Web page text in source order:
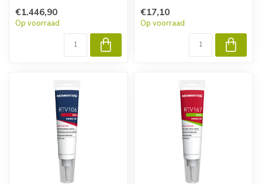
verwerkt en getest i...
€1.446,90
Op voorraad
afdichtingskit. H...
€17,10
Op voorraad